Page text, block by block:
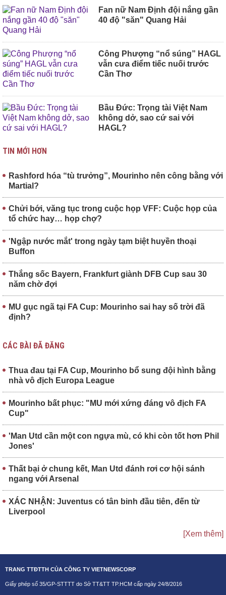
Fan nữ Nam Định đội nắng gần
40 độ "săn" Quang Hải
Công Phượng “nổ súng” HAGL
vẫn cưa điểm tiếc nuối trước
Cần Thơ
Bầu Đức: Trọng tài Việt Nam
không dở, sao cứ sai với
HAGL?
TIN MỚI HƠN
Rashford hóa “tù trưởng”, Mourinho nên công bằng với
Martial?
Chửi bới, văng tục trong cuộc họp VFF: Cuộc họp của
tổ chức hay… họp chợ?
'Ngập nước mắt' trong ngày tạm biệt huyền thoại
Buffon
Thắng sốc Bayern, Frankfurt giành DFB Cup sau 30
năm chờ đợi
MU gục ngã tại FA Cup: Mourinho sai hay số trời đã
định?
CÁC BÀI ĐÃ ĐĂNG
Thua đau tại FA Cup, Mourinho bổ sung đội hình bằng
nhà vô địch Europa League
Mourinho bất phục: "MU mới xứng đáng vô địch FA
Cup"
'Man Utd cần một con ngựa mù, có khi còn tốt hơn Phil
Jones'
Thất bại ở chung kết, Man Utd đánh rơi cơ hội sánh
ngang với Arsenal
XÁC NHẬN: Juventus có tân binh đầu tiên, đến từ
Liverpool
[Xem thêm]
TRANG TTĐTTH CỦA CÔNG TY VIETNEWSCORP
Giấy phép số 35/GP-STTTT do Sở TT&TT TP.HCM cấp ngày 24/8/2016